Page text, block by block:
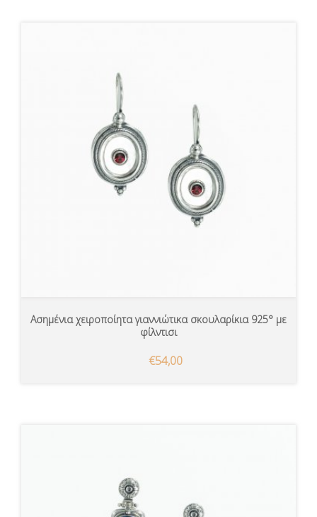
Ασημένια χειροποίητα γιαννιώτικα σκουλαρίκια 925° με
φίλντισι
€54,00